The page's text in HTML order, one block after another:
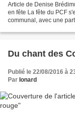
Article de Denise
en fête La fête du PCF
communal, avec une
Du chant des
Publié le 22/08/2016 à
Par Ionard